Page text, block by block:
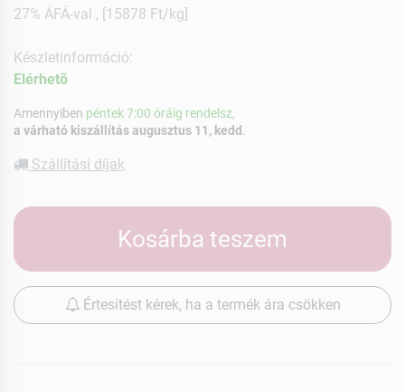
27% ÁFÁ-val , [15878 Ft/kg]
Készletinformáció:
Elérhetõ
Amennyiben péntek 7:00 óráig rendelsz,
a várható kiszállítás augusztus 11, kedd
Szállítási díjak
Kosárba teszem
Értesítést kérek, ha a termék ára csökken